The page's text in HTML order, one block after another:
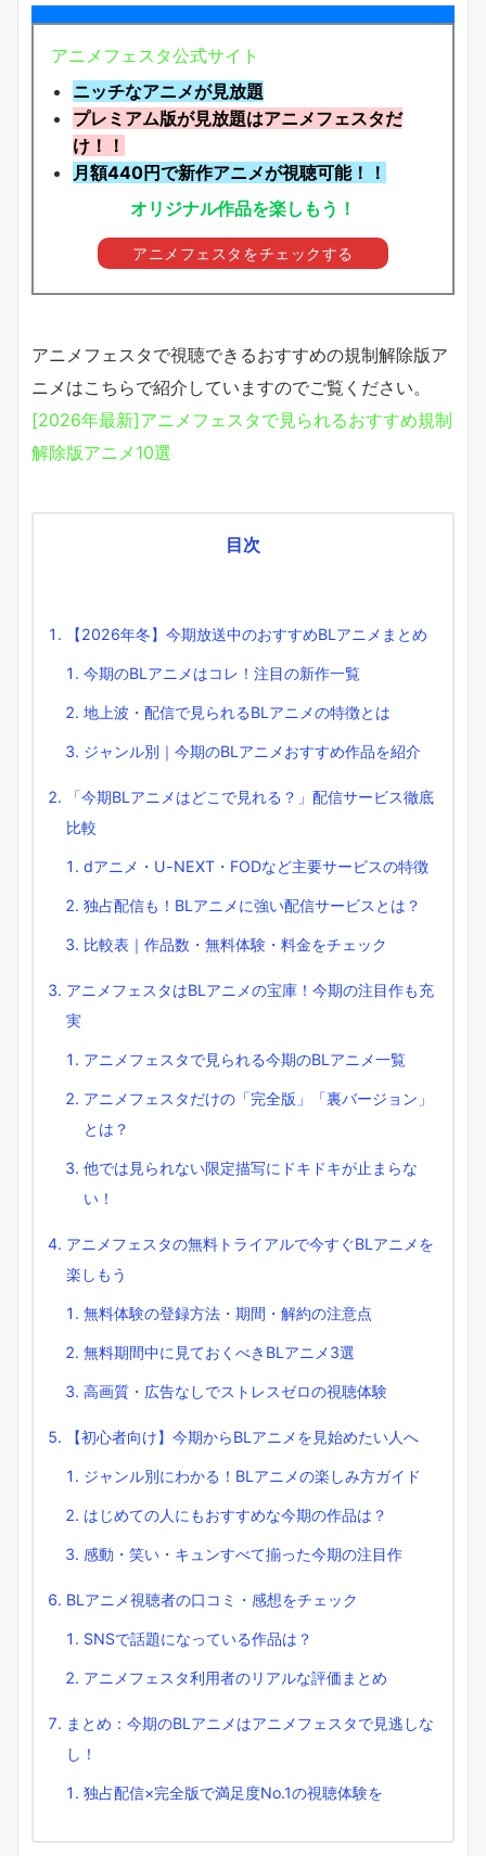
アニメフェスタ公式サイト
ニッチなアニメが見放題
プレミアム版が見放題はアニメフェスタだ
け！！
月額440円で新作アニメが視聴可能！！
オリジナル作品を楽しもう！
アニメフェスタをチェックする
アニメフェスタで視聴できるおすすめの規制解除版ア
ニメはこちらで紹介していますのでご覧ください。
[2026年最新]アニメフェスタで見られるおすすめ規制
解除版アニメ10選
目次
【2026年冬】今期放送中のおすすめBLアニメまとめ
今期のBLアニメはコレ！注目の新作一覧
地上波・配信で見られるBLアニメの特徴とは
ジャンル別｜今期のBLアニメおすすめ作品を紹介
「今期BLアニメはどこで見れる？」配信サービス徹底
比較
dアニメ・U-NEXT・FODなど主要サービスの特徴
独占配信も！BLアニメに強い配信サービスとは？
比較表｜作品数・無料体験・料金をチェック
アニメフェスタはBLアニメの宝庫！今期の注目作も充
実
アニメフェスタで見られる今期のBLアニメ一覧
アニメフェスタだけの「完全版」「裏バージョン」
とは？
他では見られない限定描写にドキドキが止まらな
い！
アニメフェスタの無料トライアルで今すぐBLアニメを
楽しもう
無料体験の登録方法・期間・解約の注意点
無料期間中に見ておくべきBLアニメ3選
高画質・広告なしでストレスゼロの視聴体験
【初心者向け】今期からBLアニメを見始めたい人へ
ジャンル別にわかる！BLアニメの楽しみ方ガイド
はじめての人にもおすすめな今期の作品は？
感動・笑い・キュンすべて揃った今期の注目作
BLアニメ視聴者の口コミ・感想をチェック
SNSで話題になっている作品は？
アニメフェスタ利用者のリアルな評価まとめ
まとめ：今期のBLアニメはアニメフェスタで見逃しな
し！
独占配信×完全版で満足度No.1の視聴体験を